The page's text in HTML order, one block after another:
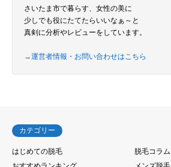
さいたま市で暮らす、女性の美に
少しでも役にたてたらいいなぁ～と
真剣に分析やレビューをしています。
→運営者情報・お問い合わせはこちら
カテゴリー
はじめての脱毛
脱毛コラム